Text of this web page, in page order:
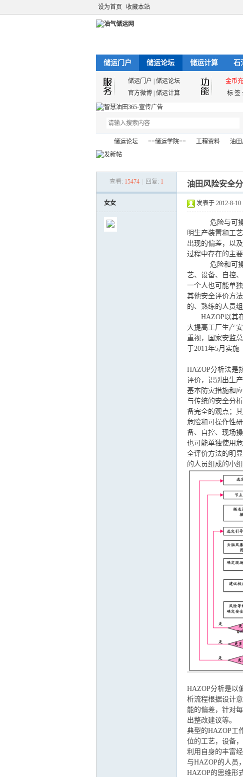
设为首页 收藏本站
储运门户 储运论坛 储运计算 石
储运门户 储运论坛 金币
官方微博 储运计算 标 签
储运论坛
›
==储运学院==
›
工程资料
›
油
查看: 15474 回复: 1 油田风险安全
女女 发表于 2012-8-10
危险与可操作
明生产装置和工
出现的偏差，以
过程中存在的主
危险和可操作
艺、设备、自控
一个人也可能单
其他安全评价方
的、熟练的人员
HAZOP以其在
大提高工厂生产
重视，国家安监
于2011年5月实施
HAZOP分析法是
评价，识别出生
基本防灾措施和
与传统的安全分
备完全的观点；
危险和可操作性
备、自控、现场
也可能单独使用
全评价方法的明
的人员组成的小组
HAZOP分析是以
析流程根据设计
能的偏差，针对
出整改建议等。
典型的HAZOP工
位的工艺，设备
利用自身的丰富
与HAZOP的人员
HAZOP的思维形